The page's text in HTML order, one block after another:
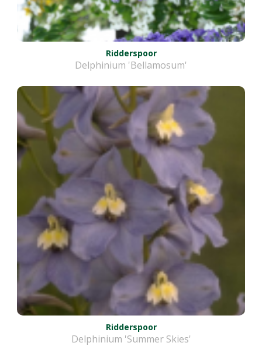
Ridderspoor
Delphinium 'Bellamosum'
Ridderspoor
Delphinium 'Summer Skies'